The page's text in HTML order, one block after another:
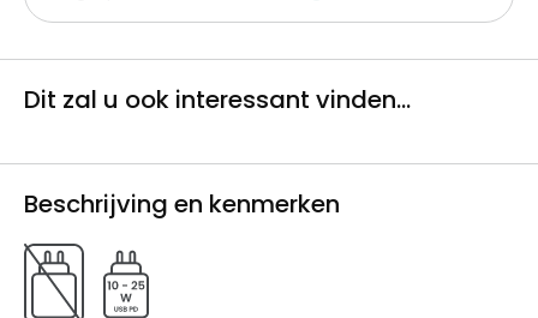
Dit zal u ook interessant vinden...
Beschrijving en kenmerken